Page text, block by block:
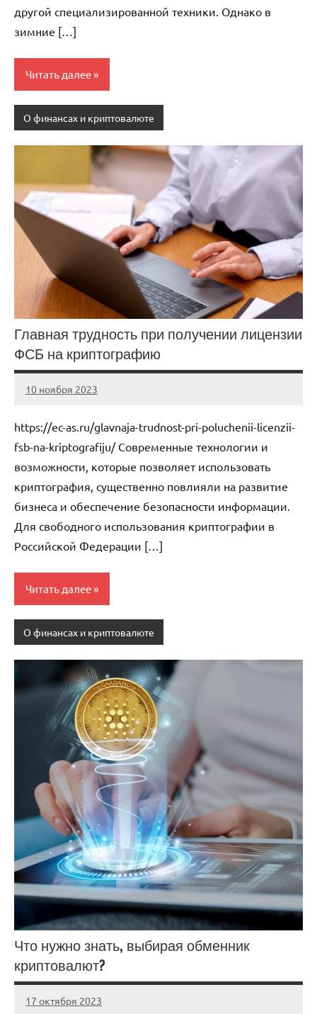
другой специализированной техники. Однако в
зимние […]
Читать далее
О финансах и криптовалюте
Главная трудность при получении лицензии
ФСБ на криптографию
10 ноября 2023
Avtor
Нет
https://ec-as.ru/glavnaja-trudnost-pri-poluchenii-licenzii-
fsb-na-kriptografiju/ Современные технологии и
возможности, которые позволяет использовать
криптография, существенно повлияли на развитие
бизнеса и обеспечение безопасности информации.
Для свободного использования криптографии в
Российской Федерации […]
Читать далее
О финансах и криптовалюте
Что нужно знать, выбирая обменник
криптовалют?
17 октября 2023
Avtor
Нет